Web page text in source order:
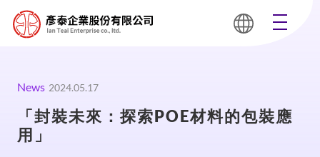
News 2024.05.17
「封裝未來：探索POE材料的包裝應
用」